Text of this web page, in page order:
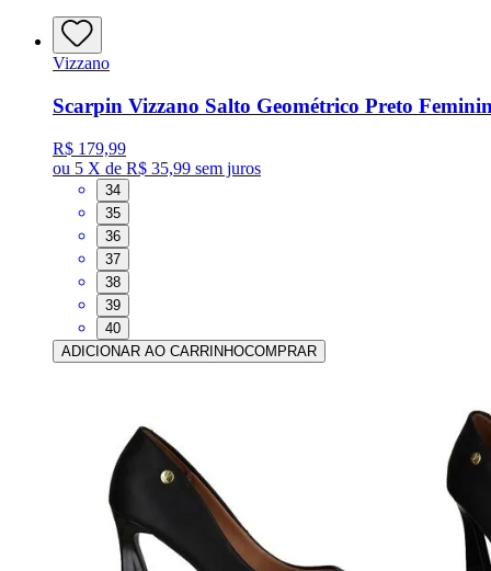
Vizzano
Scarpin Vizzano Salto Geométrico Preto
R$ 179,99
ou 5 X de R$ 35,99 sem juros
34
35
36
37
38
39
40
ADICIONAR AO CARRINHOCOMPRAR